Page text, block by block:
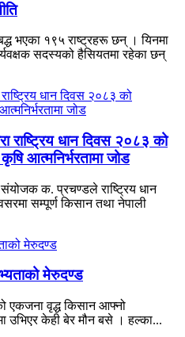
भएका १९५ राष्ट्रहरू छन् । यिनमा
सदस्यको हैसियतमा रहेका छन्
राष्ट्रिय धान दिवस २०८३ को
आत्मनिर्भरतामा जोड
संयोजक क. प्रचण्डले राष्ट्रिय धान
सम्पूर्ण किसान तथा नेपाली
मेरुदण्ड
एकजना वृद्ध किसान आफ्नो
उभिएर केही बेर मौन बसे । हल्का...